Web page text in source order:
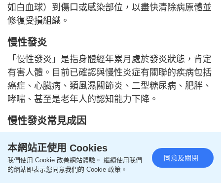
如白血球）到傷口或感染部位，以盡快清除病原體並
修復受損組織。
慢性發炎
「慢性發炎」是指身體經年累月處於發炎狀態，肯定
有害人體。目前已確認與慢性炎症有關聯的疾病包括
癌症、心臟病、類風濕關節炎、二型糖尿病、肥胖、
哮喘、甚至是老年人的認知能力下降。
慢性發炎常見成因
和丙型肝炎，如果病毒一直未受控制或清除，便
可能演變為慢性肝炎）
本網站正使用 Cookies
我們使用 Cookie 改善網站體驗。 繼續使用我們
的網站即表示您同意我們的 Cookie 政策。
同意及關閉